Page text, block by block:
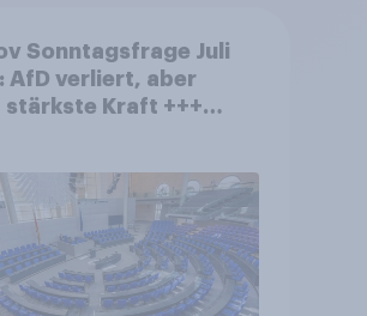
Sonntagsfrage Juli
AfD verliert, aber
stärkste Kraft +++